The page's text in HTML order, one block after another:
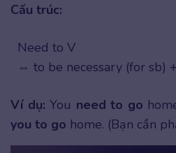
Cấu trúc:
Need to V
⇔ to be necessary (for sb)
Ví dụ: You need to go
you to go home. (Bạn cần